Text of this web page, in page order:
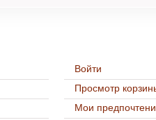
Войти
Просмотр
Мои